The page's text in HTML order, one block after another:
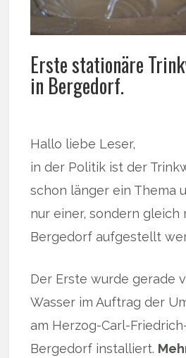
Erste stationäre
in Bergedorf.
Hallo liebe Leser,
in der Politik ist der
schon länger ein Thema
nur einer, sondern gleich
Bergedorf aufgestellt
Der Erste wurde gerade
Wasser im Auftrag der
am Herzog-Carl-
Bergedorf installiert.